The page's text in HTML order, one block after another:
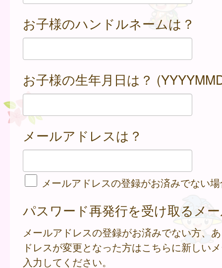
お子様のハンドルネームは？
お子様の生年月日は？
メールアドレスは？
メールアドレスの登録がお済みでない
パスワード再発行を受け取るメ
メールアドレスの登録がお済みでない方、
ドレスが変更となった方はこちらに新しい
入力してください。